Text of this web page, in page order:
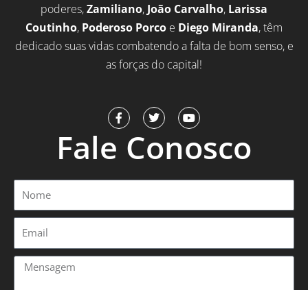
poderes,Zamiliano, João Carvalho, Larissa
Coutinho, Poderoso Porco e Diego Miranda, têm
dedicado suas vidas combatendo a falta de bom senso, e
as forças do capital!
F
a
c
o
f
T
w
i
t
t
r
Y
o
u
t
u
e
Fale Conosco
Mensagem